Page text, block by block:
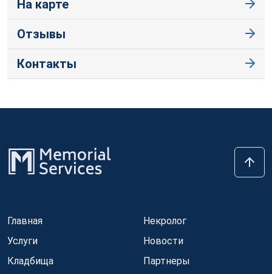
На карте
Отзывы
Контакты
Главная
Услуги
Кладбища
Некролог
Новости
Партнеры